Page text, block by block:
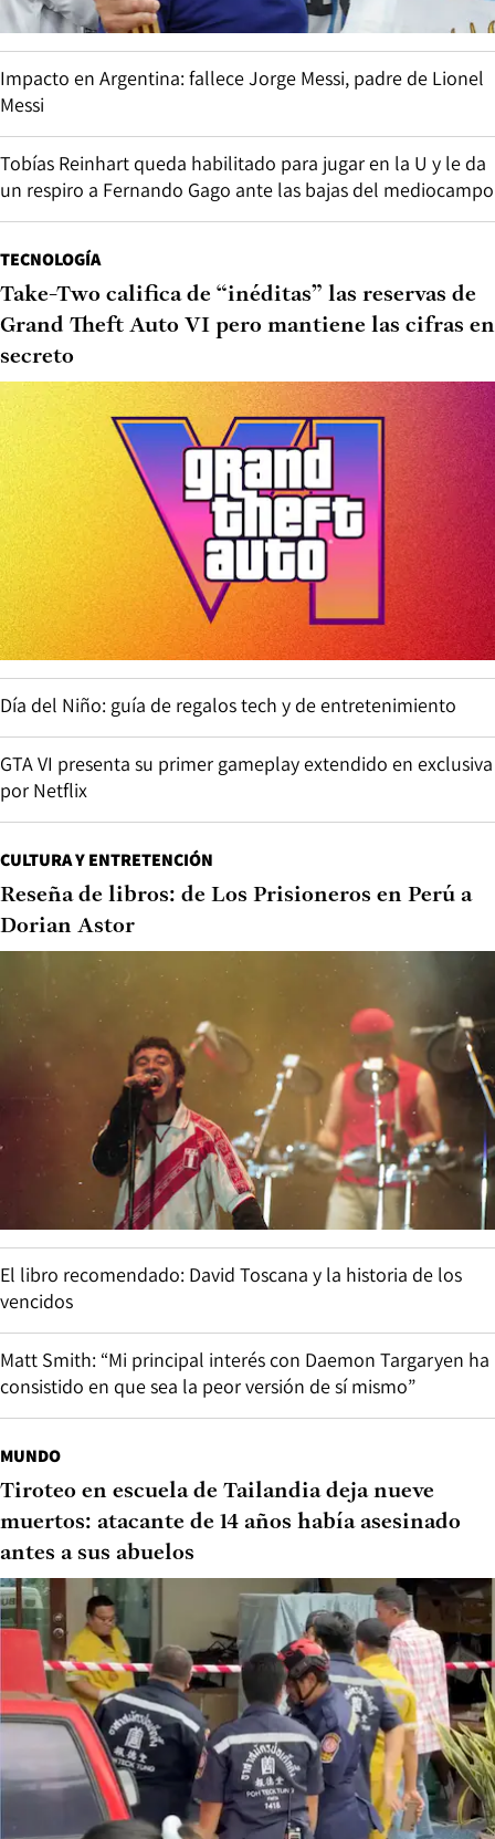
Impacto en Argentina: fallece Jorge Messi, padre de Lionel
Messi
Tobías Reinhart queda habilitado para jugar en la U y le da
un respiro a Fernando Gago ante las bajas del mediocampo
TECNOLOGÍA
Take-Two califica de “inéditas” las reservas de
Grand Theft Auto VI pero mantiene las cifras en
secreto
Día del Niño: guía de regalos tech y de entretenimiento
GTA VI presenta su primer gameplay extendido en exclusiva
por Netflix
CULTURA Y ENTRETENCIÓN
Reseña de libros: de Los Prisioneros en Perú a
Dorian Astor
El libro recomendado: David Toscana y la historia de los
vencidos
Matt Smith: “Mi principal interés con Daemon Targaryen ha
consistido en que sea la peor versión de sí mismo”
MUNDO
Tiroteo en escuela de Tailandia deja nueve
muertos: atacante de 14 años había asesinado
antes a sus abuelos